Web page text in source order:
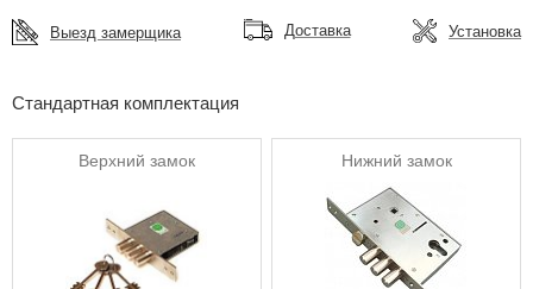
Выезд замерщика Доставка Установка
Стандартная комплектация
Верхний замок Нижний замок